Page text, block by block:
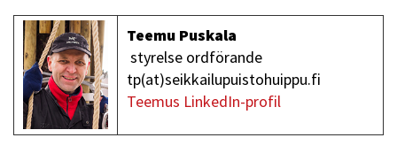
Teemu Puskala
styrelse ordförande
tp(at)seikkailupuistohuippu.fi
Teemus LinkedIn-profil